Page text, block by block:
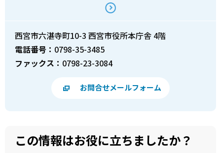
西宮市六湛寺町10-3 西宮市役所本庁舎 4階
電話番号： 0798-35-3485
ファックス： 0798-23-3084
お問合せメールフォーム
この情報はお役に立ちましたか？